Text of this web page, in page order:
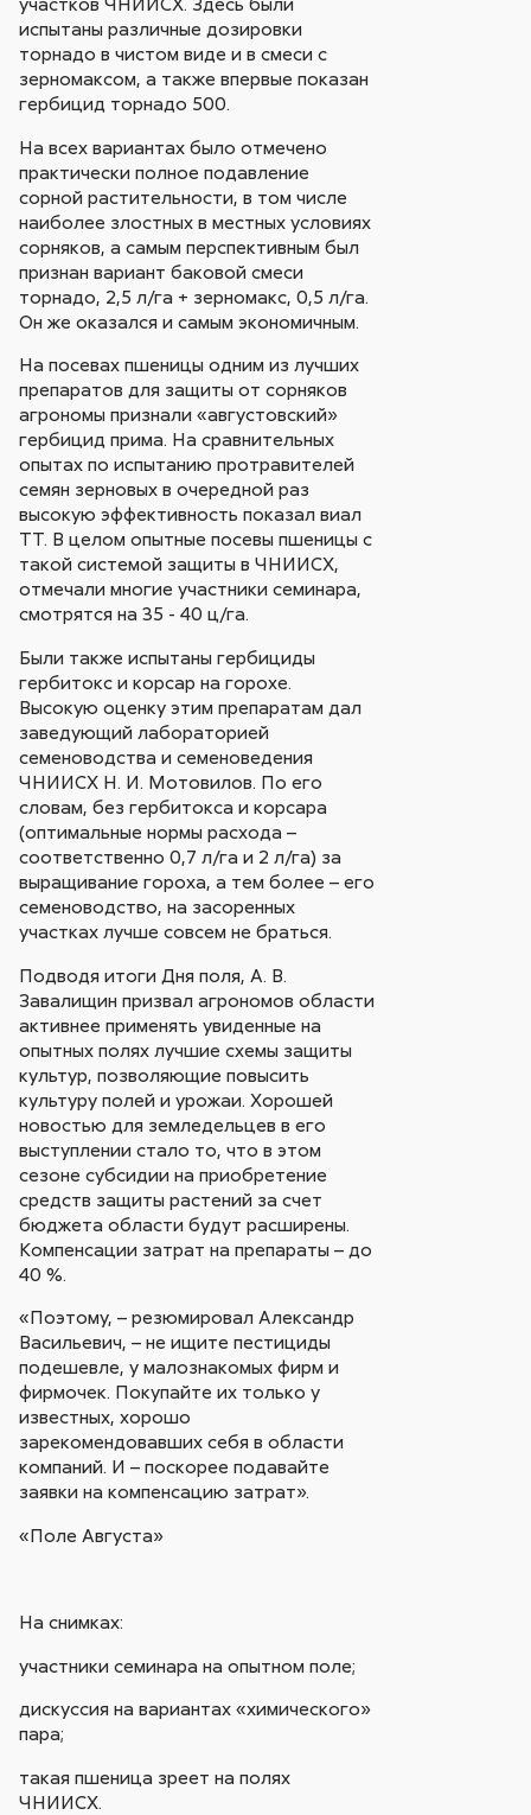
испытаны различные дозировки
торнадо в чистом виде и в смеси с
зерномаксом, а также впервые показан
гербицид торнадо 500.
На всех вариантах было отмечено
практически полное подавление
сорной растительности, в том числе
наиболее злостных в местных условиях
сорняков, а самым перспективным был
признан вариант баковой смеси
торнадо, 2,5 л/га + зерномакс, 0,5 л/га.
Он же оказался и самым экономичным.
На посевах пшеницы одним из лучших
препаратов для защиты от сорняков
агрономы признали «августовский»
гербицид прима. На сравнительных
опытах по испытанию протравителей
семян зерновых в очередной раз
высокую эффективность показал виал
ТТ. В целом опытные посевы пшеницы с
такой системой защиты в ЧНИИСХ,
отмечали многие участники семинара,
смотрятся на 35 - 40 ц/га.
Были также испытаны гербициды
гербитокс и корсар на горохе.
Высокую оценку этим препаратам дал
заведующий лабораторией
семеноводства и семеноведения
ЧНИИСХ Н. И. Мотовилов. По его
словам, без гербитокса и корсара
(оптимальные нормы расхода –
соответственно 0,7 л/га и 2 л/га) за
выращивание гороха, а тем более – его
семеноводство, на засоренных
участках лучше совсем не браться.
Подводя итоги Дня поля, А. В.
Завалищин призвал агрономов области
активнее применять увиденные на
опытных полях лучшие схемы защиты
культур, позволяющие повысить
культуру полей и урожаи. Хорошей
новостью для земледельцев в его
выступлении стало то, что в этом
сезоне субсидии на приобретение
средств защиты растений за счет
бюджета области будут расширены.
Компенсации затрат на препараты – до
40 %.
«Поэтому, – резюмировал Александр
Васильевич, – не ищите пестициды
подешевле, у малознакомых фирм и
фирмочек. Покупайте их только у
известных, хорошо
зарекомендовавших себя в области
компаний. И – поскорее подавайте
заявки на компенсацию затрат».
«Поле Августа»
На снимках:
участники семинара на опытном поле;
дискуссия на вариантах «химического»
пара;
такая пшеница зреет на полях
ЧНИИСХ.